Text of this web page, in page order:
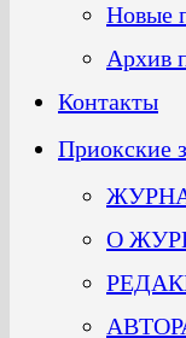
Новые
Архив
Контакты
Приокские
О